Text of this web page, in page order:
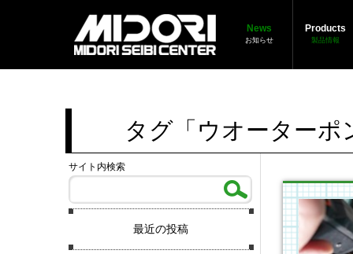
News
お知らせ
Products
製品情報
タグ「ウオーターポ
サイト内検索
最近の投稿